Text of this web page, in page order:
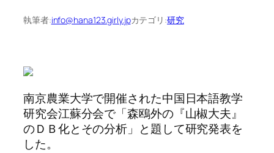
執筆者:info@hana123.girly.jpカテゴリ:研究
南京農業大学で開催された中国日本語教学
研究会江蘇分会で「森鴎外の『山椒大夫』
のＤＢ化とその分析」と題して研究発表を
した。